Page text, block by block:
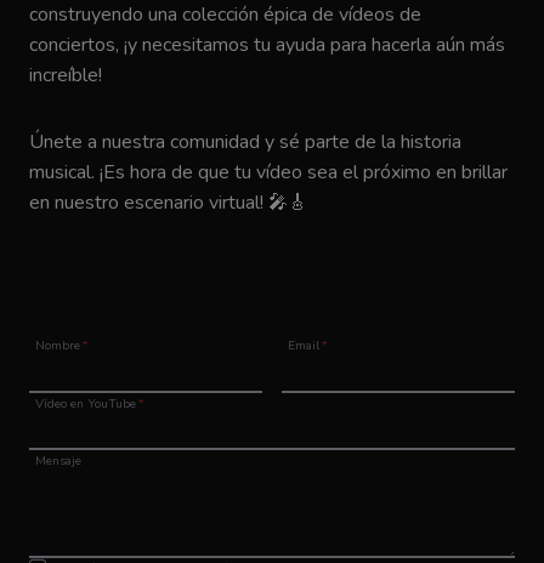
construyendo una colección épica de vídeos de
conciertos, ¡y necesitamos tu ayuda para hacerla aún más
increíble!
Únete a nuestra comunidad y sé parte de la historia
musical. ¡Es hora de que tu vídeo sea el próximo en brillar
en nuestro escenario virtual! 🎤🎸
Nombre* Email*
Vídeo en YouTube*
Mensaje